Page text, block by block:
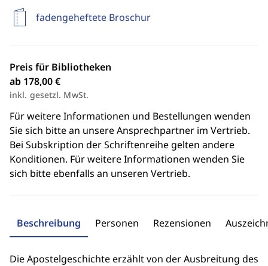
fadengeheftete Broschur
Preis für Bibliotheken
ab 178,00 €
inkl. gesetzl. MwSt.
Für weitere Informationen und Bestellungen wenden
Sie sich bitte an unsere Ansprechpartner im Vertrieb.
Bei Subskription der Schriftenreihe gelten andere
Konditionen. Für weitere Informationen wenden Sie
sich bitte ebenfalls an unseren Vertrieb.
Beschreibung Personen Rezensionen
Die Apostelgeschichte erzählt von der Ausbreitung des